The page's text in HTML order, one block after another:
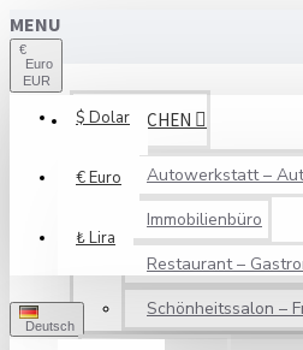
MENU
€
Euro
EUR
$ Dolar
€Euro
₺Lira
Deutsch
BRANCHEN
Autowerkstatt –
Immobilienbüro
Restaurant –
Schönheitssalon –